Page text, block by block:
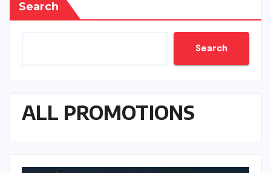
Search
Search
ALL PROMOTIONS